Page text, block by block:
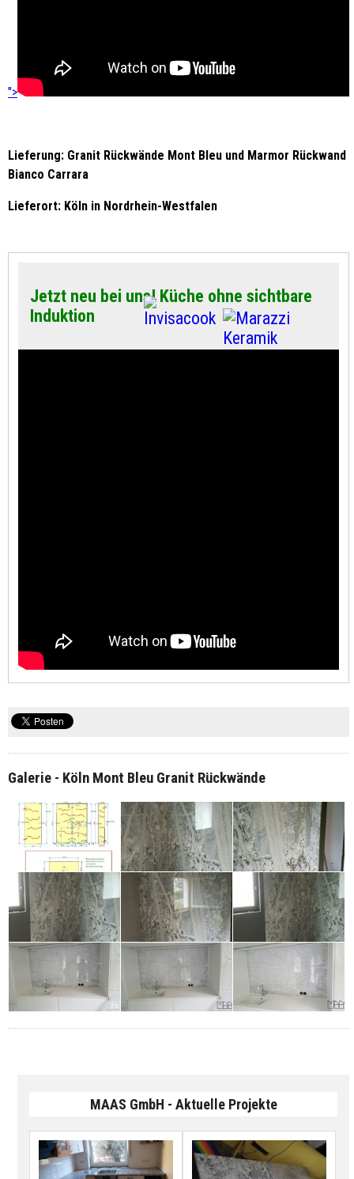
">
Lieferung: Granit Rückwände Mont Bleu und Marmor Rückwand
Bianco Carrara
Lieferort: Köln in Nordrhein-Westfalen
Jetzt neu bei uns! Küche ohne sichtbare
Induktion
Galerie - Köln Mont Bleu Granit Rückwände
MAAS GmbH - Aktuelle Projekte